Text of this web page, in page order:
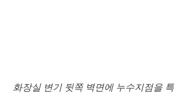
화장실 변기 뒷쪽 벽면에 누수지점을 특